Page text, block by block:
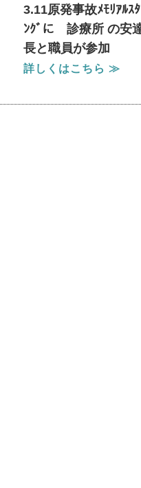
3.11原発事故ﾒﾓﾘｱﾙｽ
ﾝｸﾞに 診療所 の安
長と職員が参加
詳しくはこちら ≫